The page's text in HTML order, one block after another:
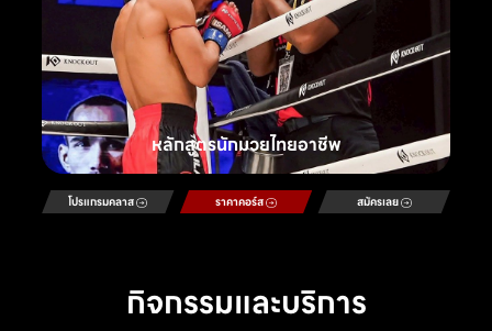
หลักสูตรนักมวยไทยอาชีพ
โปรแกรมคลาส ราคาคอร์ส สมัครเลย
กิจกรรมและบริการ